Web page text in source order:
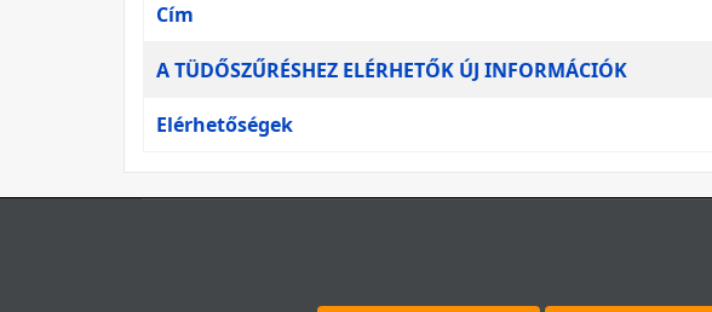
A cikkek táblázata
Cím
A TÜDŐSZŰRÉSHEZ ELÉRHETŐK ÚJ INFORMÁCIÓK
Elérhetőségek